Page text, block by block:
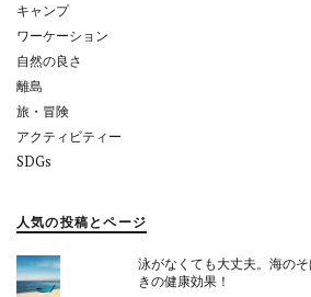
キャンプ
ワーケーション
自然の良さ
離島
旅・冒険
アクティビティー
SDGs
人気の投稿とページ
泳がなくても大丈夫。海の
きの健康効果！